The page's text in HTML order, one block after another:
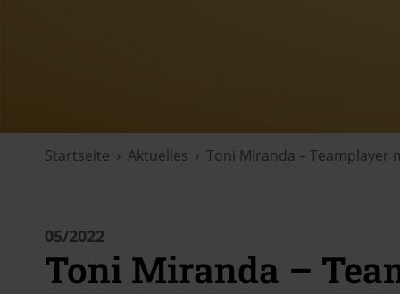
Startseite Aktuelles Toni Miranda – Teamplayer
05/2022
Toni Miranda –